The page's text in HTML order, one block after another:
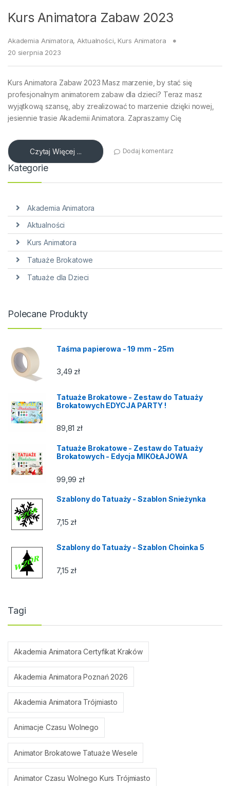
Kurs Animatora Zabaw 2023
Akademia Animatora, Aktualności, Kurs Animatora
20 sierpnia 2023
Kurs Animatora Zabaw 2023 Masz marzenie, by stać się
profesjonalnym animatorem zabaw dla dzieci? Teraz masz
wyjątkową szansę, aby zrealizować to marzenie dzięki nowej,
jesiennie trasie Akademii Animatora. Zapraszamy Cię
Czytaj Więcej ... Dodaj komentarz
Kategorie
Akademia Animatora
Aktualności
Kurs Animatora
Tatuaże Brokatowe
Tatuaże dla Dzieci
Polecane Produkty
Taśma papierowa - 19 mm - 25m
3,49 zł
Tatuaże Brokatowe - Zestaw do Tatuaży
Brokatowych EDYCJA PARTY !
89,81 zł
Tatuaże Brokatowe - Zestaw do Tatuaży
Brokatowych - Edycja MIKOŁAJOWA
99,99 zł
Szablony do Tatuaży - Szablon Snieżynka
7,15 zł
Szablony do Tatuaży - Szablon Choinka 5
7,15 zł
Tagi
Akademia Animatora Certyfikat Kraków
Akademia Animatora Poznań 2026
Akademia Animatora Trójmiasto
Animacje Czasu Wolnego
Animator Brokatowe Tatuaże Wesele
Animator Czasu Wolnego Kurs Trójmiasto